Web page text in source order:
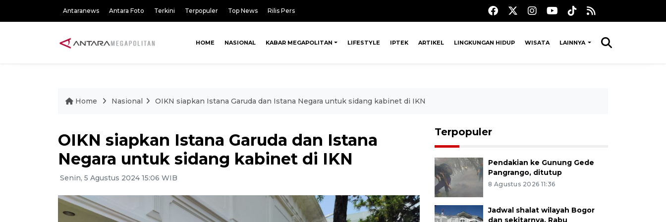
Antaranews Antara Foto Terkini Terpopuler Top News Rilis Pers
HOME NASIONAL KABAR MEGAPOLITAN LIFESTYLE IPTEK ARTIKEL LINGKUNGAN HIDUP WISATA LAINNYA
Home Nasional OIKN siapkan Istana Garuda dan Istana Negara untuk sidang kabinet di IKN
OIKN siapkan Istana Garuda dan Istana
Negara untuk sidang kabinet di IKN
Senin, 5 Agustus 2024 15:06 WIB
Terpopuler
Pendakian ke Gunung Gede
Pangrango, ditutup
8 Agustus 2026 11:36
Jadwal shalat wilayah Bogor
dan sekitarnya, Rabu